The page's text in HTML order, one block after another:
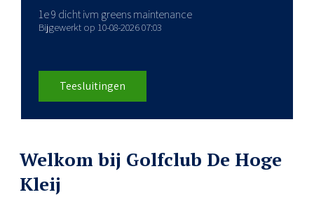
1e 9 dicht ivm greens maintenance
Bijgewerkt op 10-08-2026 07:03
Teesluitingen
Welkom bij Golfclub De Hoge
Kleij